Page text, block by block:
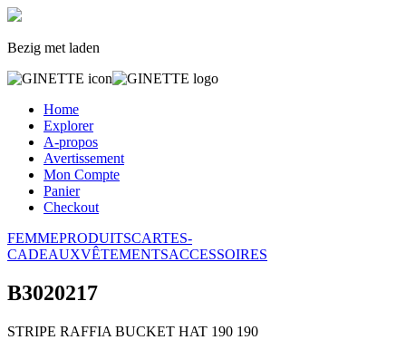
Bezig met laden
Home
Explorer
A-propos
Avertissement
Mon Compte
Panier
Checkout
FEMMEPRODUITSCARTES-
CADEAUXVÊTEMENTSACCESSOIRES
B3020217
STRIPE RAFFIA BUCKET HAT 190 190